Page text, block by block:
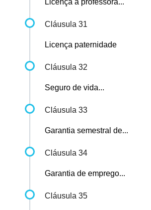
Licença à professora...
Cláusula 31
Licença paternidade
Cláusula 32
Seguro de vida...
Cláusula 33
Garantia semestral de...
Cláusula 34
Garantia de emprego...
Cláusula 35